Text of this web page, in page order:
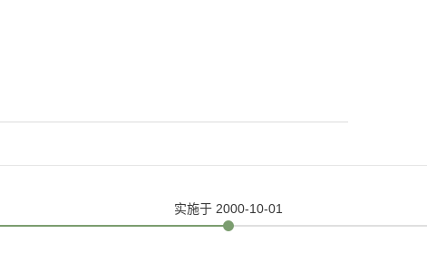
实施于 2000-10-01